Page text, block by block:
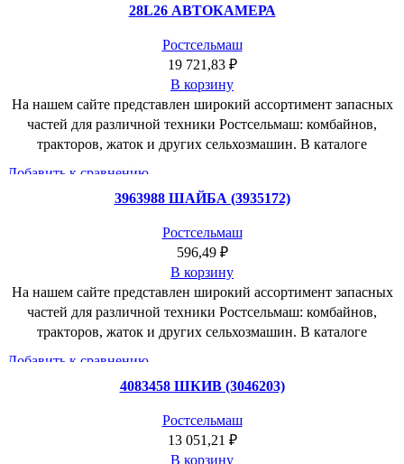
Быстрый просмотр28L26 АВТОКАМЕРА
Ростсельмаш
19 721,83 ₽
В корзину
На нашем сайте представлен широкий ассортимент запасных
частей для различной техники Ростсельмаш: комбайнов,
тракторов, жаток и других сельхозмашин. В каталоге
Добавить к сравнению
Быстрый просмотр3963988 ШАЙБА (3935172)
Ростсельмаш
596,49 ₽
В корзину
На нашем сайте представлен широкий ассортимент запасных
частей для различной техники Ростсельмаш: комбайнов,
тракторов, жаток и других сельхозмашин. В каталоге
Добавить к сравнению
Быстрый просмотр4083458 ШКИВ (3046203)
Ростсельмаш
13 051,21 ₽
В корзину